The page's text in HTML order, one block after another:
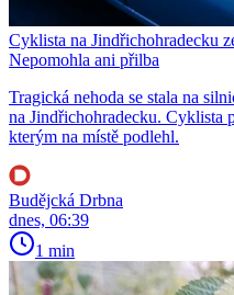
Cyklista na Jindřichohradecku
Nepomohla ani přilba
Tragická nehoda se stala na
na Jindřichohradecku. Cyklista
kterým na místě podlehl.
Budějcká Drbna
dnes, 06:39
1 min